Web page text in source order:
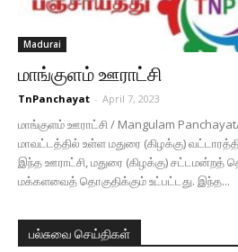
Madurai
மாங்குளம் ஊராட்சி
TnPanchayat - April 7, 2023
மாங்குளம் ஊராட்சி / Mangulam
மாவட்டத்தில் உள்ள மதுரை (கிழக்கு)
இந்த ஊராட்சி, மதுரை (கிழக்கு) சட்டமன்றத்
மக்களவைத் தொகுதிக்கும் உட்பட்டது. இந்த...
பல்சுவை செய்திகள்